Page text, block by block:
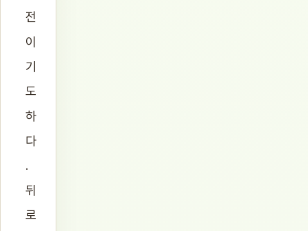
전
이
기
도
하
다
.
뒤
로